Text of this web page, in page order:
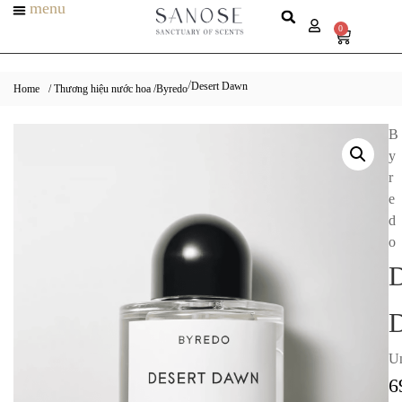
menu
0
Home / Thương hiệu nước hoa /Byredo/Desert Dawn
B
y
r
e
d
o